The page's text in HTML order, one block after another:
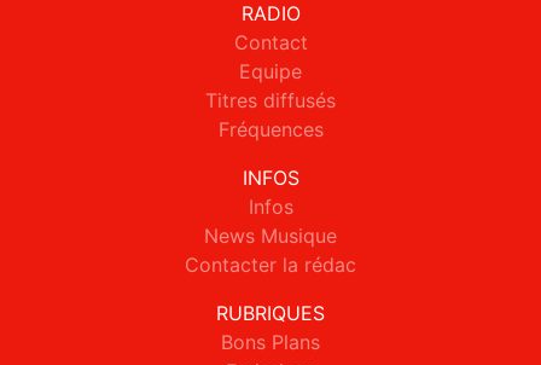
RADIO
Contact
Equipe
Titres diffusés
Fréquences
INFOS
Infos
News Musique
Contacter la rédac
RUBRIQUES
Bons Plans